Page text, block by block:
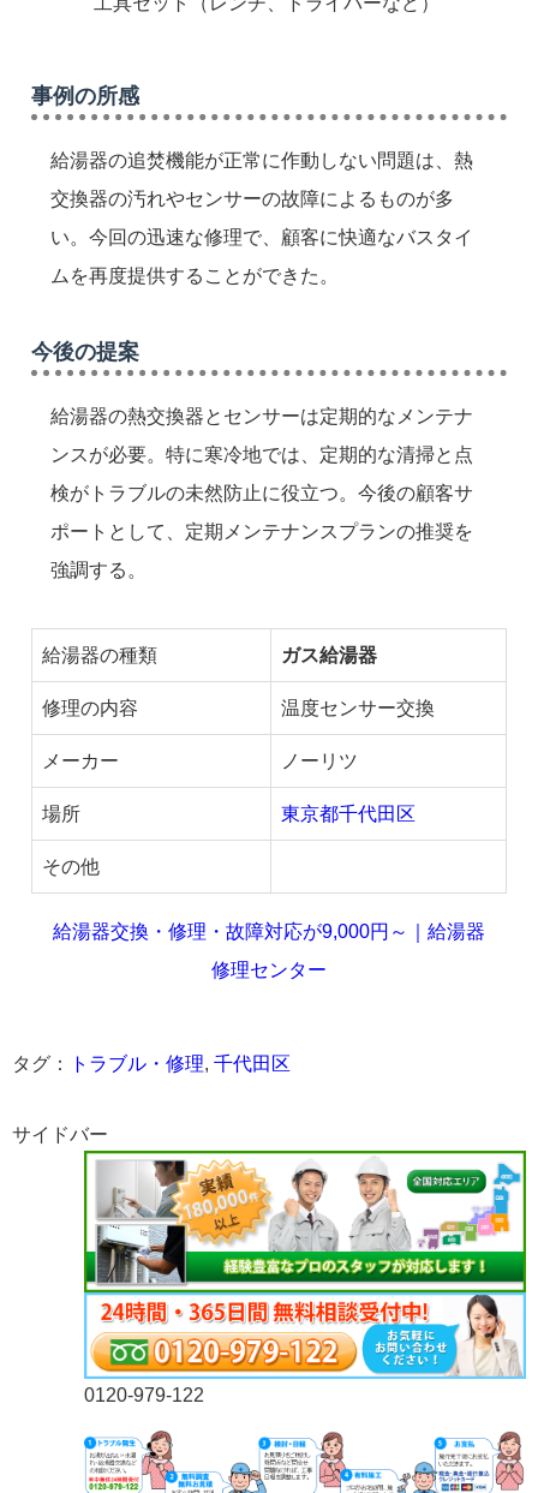
事例の所感
給湯器の追焚機能が正常に作動しない問題は、熱
交換器の汚れやセンサーの故障によるものが多
い。今回の迅速な修理で、顧客に快適なバスタイ
ムを再度提供することができた。
今後の提案
給湯器の熱交換器とセンサーは定期的なメンテナ
ンスが必要。特に寒冷地では、定期的な清掃と点
検がトラブルの未然防止に役立つ。今後の顧客サ
ポートとして、定期メンテナンスプランの推奨を
強調する。
給湯器の種類 ガス給湯器
修理の内容 温度センサー交換
メーカー ノーリツ
場所 東京都千代田区
その他
給湯器交換・修理・故障対応が9,000円～｜給湯器
修理センター
タグ： トラブル・修理, 千代田区
サイドバー
0120-979-122